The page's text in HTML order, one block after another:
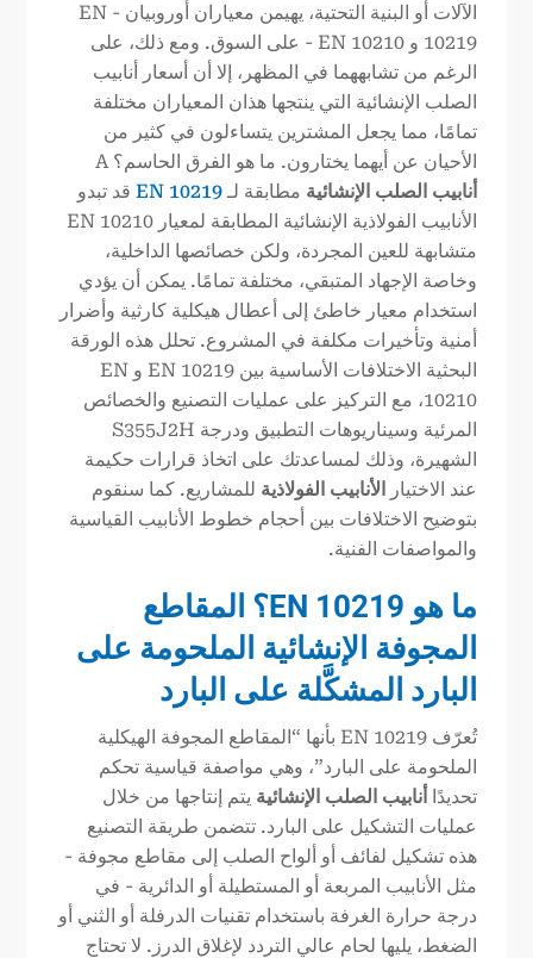
الآلات أو البنية التحتية، يهيمن معياران أوروبيان - EN
10219 و EN 10210 - على السوق. ومع ذلك، على
الرغم من تشابههما في المظهر، إلا أن أسعار أنابيب
الصلب الإنشائية التي ينتجها هذان المعياران مختلفة
تمامًا، مما يجعل المشترين يتساءلون في كثير من
الأحيان عن أيهما يختارون. ما هو الفرق الحاسم؟ A
أنابيب الصلب الإنشائية مطابقة لـEN 10219 قد تبدو
الأنابيب الفولاذية الإنشائية المطابقة لمعيار EN 10210
متشابهة للعين المجردة، ولكن خصائصها الداخلية،
وخاصة الإجهاد المتبقي، مختلفة تمامًا. يمكن أن يؤدي
استخدام معيار خاطئ إلى أعطال هيكلية كارثية وأضرار
أمنية وتأخيرات مكلفة في المشروع. تحلل هذه الورقة
البحثية الاختلافات الأساسية بين EN 10219 و EN
10210، مع التركيز على عمليات التصنيع والخصائص
المرئية وسيناريوهات التطبيق ودرجة S355J2H
الشهيرة، وذلك لمساعدتك على اتخاذ قرارات حكيمة
عند الاختيار الأنابيب الفولاذية للمشاريع. كما سنقوم
بتوضيح الاختلافات بين أحجام خطوط الأنابيب القياسية
والمواصفات الفنية.
ما هو EN 10219؟ المقاطع
المجوفة الإنشائية الملحومة على
البارد المشكَّلة على البارد
تُعرّف EN 10219 بأنها “المقاطع المجوفة الهيكلية
الملحومة على البارد”، وهي مواصفة قياسية تحكم
تحديدًا أنابيب الصلب الإنشائية يتم إنتاجها من خلال
عمليات التشكيل على البارد. تتضمن طريقة التصنيع
هذه تشكيل لفائف أو ألواح الصلب إلى مقاطع مجوفة -
مثل الأنابيب المربعة أو المستطيلة أو الدائرية - في
درجة حرارة الغرفة باستخدام تقنيات الدرفلة أو الثني أو
الضغط، يليها لحام عالي التردد لإغلاق الدرز. لا تحتاج